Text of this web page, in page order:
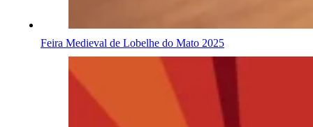
Feira Medieval de Lobelhe do Mato 2025